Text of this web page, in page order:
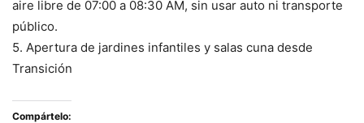
aire libre de 07:00 a 08:30 AM, sin usar auto ni transporte
público.
5. Apertura de jardines infantiles y salas cuna desde
Transición
Compártelo: